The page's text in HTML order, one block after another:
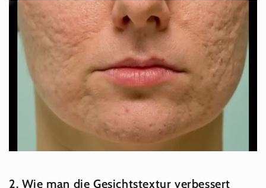
2. Wie man die Gesichtstextur verbessert